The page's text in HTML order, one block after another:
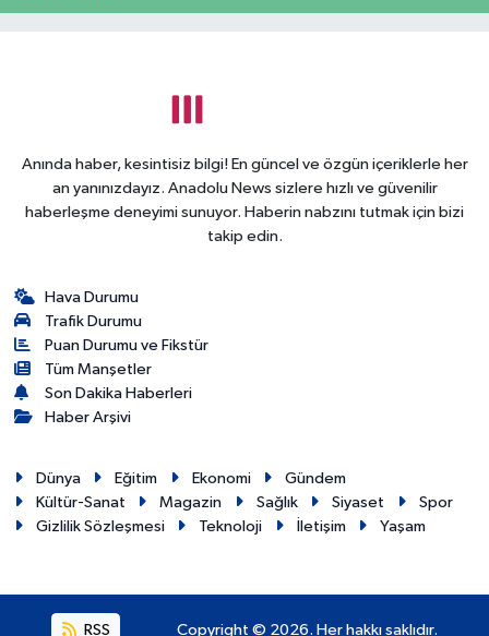
Anında haber, kesintisiz bilgi! En güncel ve özgün içeriklerle her
an yanınızdayız. Anadolu News sizlere hızlı ve güvenilir
haberleşme deneyimi sunuyor. Haberin nabzını tutmak için bizi
takip edin.
Hava Durumu
Trafik Durumu
Puan Durumu ve Fikstür
Tüm Manşetler
Son Dakika Haberleri
Haber Arşivi
Dünya Eğitim Ekonomi
Gündem
Kültür-Sanat
Magazin Sağlık Siyaset
Spor
Gizlilik Sözleşmesi
Teknoloji İletişim Yaşam
RSS Copyright © 2026. Her hakkı saklıdır.